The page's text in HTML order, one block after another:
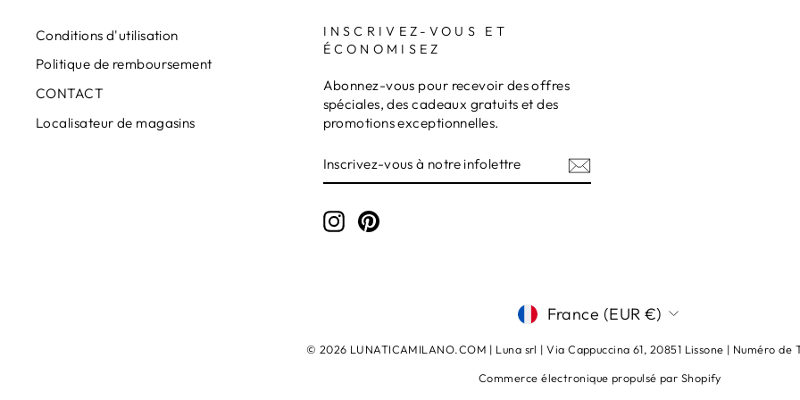
Conditions d'utilisation
Politique de remboursement
CONTACT
Localisateur de magasins
INSCRIVEZ-VOUS ET
ÉCONOMISEZ
Abonnez-vous pour recevoir des offres
spéciales, des cadeaux gratuits et des
promotions exceptionnelles.
VOUS
À
INFOLETTRE
InstagramPinterest
DEVISE
France (EUR €)
© 2026 LUNATICAMILANO.COM | Luna srl ​​​​| Via Cappuccina 61, 20851 Lissone | Numéro de
Commerce électronique propulsé par Shopify